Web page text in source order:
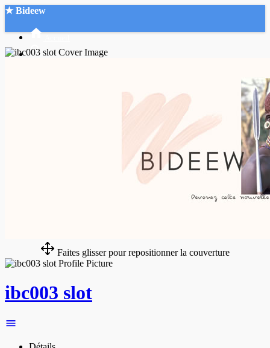
★ Bideew
Faites glisser pour repositionner la couverture
ibc003 slot